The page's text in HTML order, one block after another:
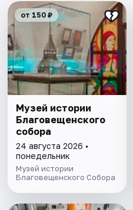
от 150 ₽
Музей истории
Благовещенского
собора
24 августа 2026 •
понедельник
Музей истории
Благовещенского Собора